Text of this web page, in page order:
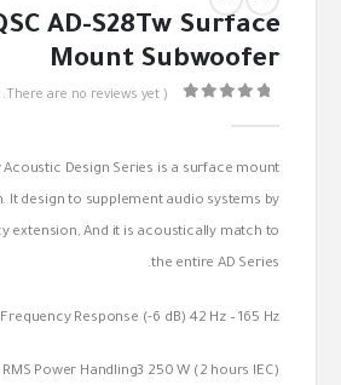
AD-S28Tw Surface
Mount Subwoofer
( There are no reviews yet. )
Acoustic Design Series is a surface mount
It design to supplement audio systems by
extension, And it is acoustically match to
the entire AD Series.
Frequency Response (-6 dB) 42 Hz – 165 Hz
RMS Power Handling3 250 W (2 hours IEC)